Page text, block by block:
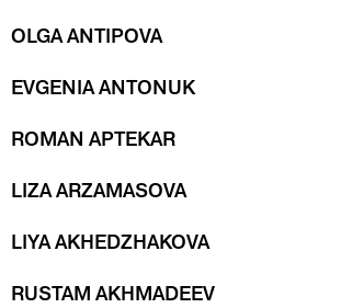
OLGA ANTIPOVA
EVGENIA ANTONUK
ROMAN APTEKAR
LIZA ARZAMASOVA
LIYA AKHEDZHAKOVA
RUSTAM AKHMADEEV